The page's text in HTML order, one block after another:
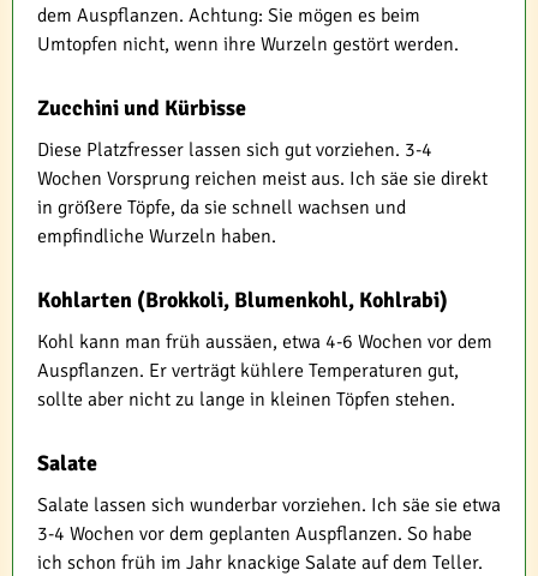
dem Auspflanzen. Achtung: Sie mögen es beim
Umtopfen nicht, wenn ihre Wurzeln gestört werden.
Zucchini und Kürbisse
Diese Platzfresser lassen sich gut vorziehen. 3-4
Wochen Vorsprung reichen meist aus. Ich säe sie direkt
in größere Töpfe, da sie schnell wachsen und
empfindliche Wurzeln haben.
Kohlarten (Brokkoli, Blumenkohl, Kohlrabi)
Kohl kann man früh aussäen, etwa 4-6 Wochen vor dem
Auspflanzen. Er verträgt kühlere Temperaturen gut,
sollte aber nicht zu lange in kleinen Töpfen stehen.
Salate
Salate lassen sich wunderbar vorziehen. Ich säe sie etwa
3-4 Wochen vor dem geplanten Auspflanzen. So habe
ich schon früh im Jahr knackige Salate auf dem Teller.